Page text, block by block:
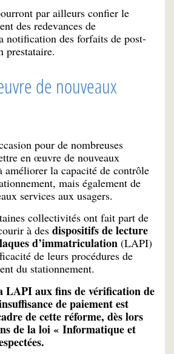
par ailleurs confier le
des redevances de
notification des forfaits de post-
prestataire.
de nouveaux
pour de nombreuses
en œuvre de nouveaux
améliorer la capacité de contrôle
mais également de
services aux usagers.
collectivités ont fait part de
à des dispositifs de lecture
d’immatriculation (LAPI)
de leurs procédures de
du stationnement.
LAPI aux fins de vérification de
de paiement est
de cette réforme, dès lors
de la loi « Informatique et